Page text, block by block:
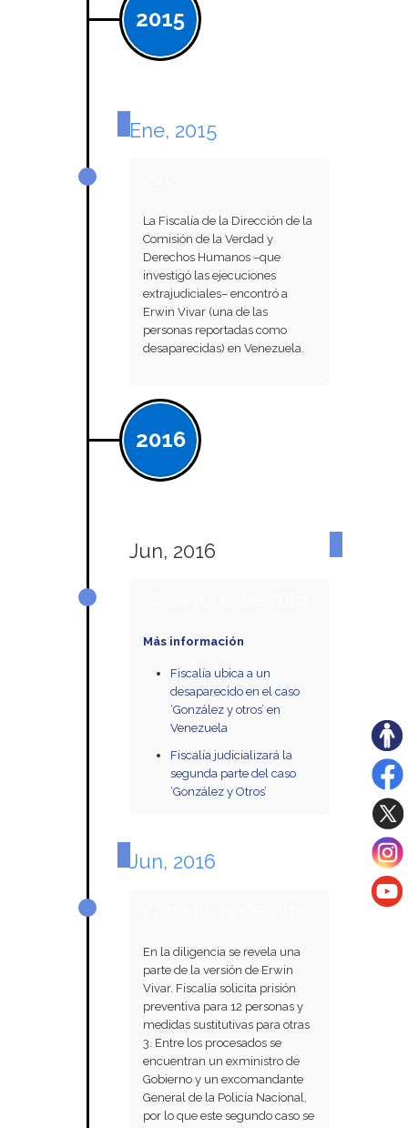
2015
Ene, 2015
La Fiscalía de la Dirección de la
Comisión de la Verdad y
Derechos Humanos –que
investigó las ejecuciones
extrajudiciales– encontró a
Erwin Vivar (una de las
personas reportadas como
desaparecidas) en Venezuela.
2016
Jun, 2016
Más información
Fiscalía ubica a un
desaparecido en el caso
‘González y otros’ en
Venezuela
Fiscalía judicializará la
segunda parte del caso
‘González y Otros’
Jun, 2016
En la diligencia se revela una
parte de la versión de Erwin
Vivar. Fiscalía solicita prisión
preventiva para 12 personas y
medidas sustitutivas para otras
3. Entre los procesados se
encuentran un exministro de
Gobierno y un excomandante
General de la Policía Nacional,
por lo que este segundo caso se